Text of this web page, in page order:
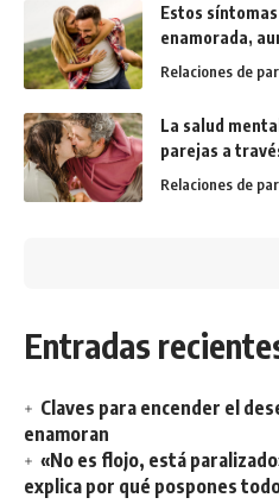
Estos
enamorada,
Relaciones de
La salud
parejas a
Relaciones de
Entradas
Claves para encender el
enamoran
«No es flojo, está
explica por qué pospones